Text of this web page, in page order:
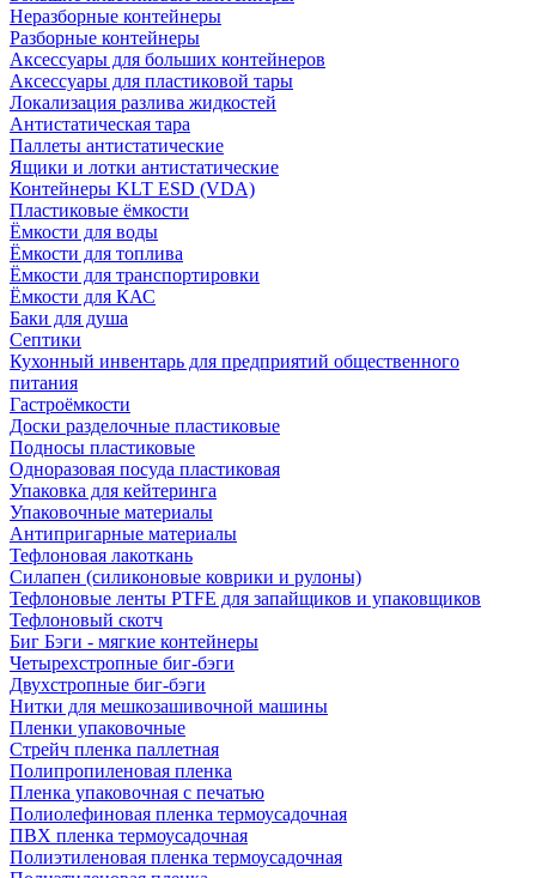
Неразборные контейнеры
Разборные контейнеры
Аксессуары для больших контейнеров
Аксессуары для пластиковой тары
Локализация разлива жидкостей
Антистатическая тара
Паллеты антистатические
Ящики и лотки антистатические
Контейнеры KLT ESD (VDA)
Пластиковые ёмкости
Ёмкости для воды
Ёмкости для топлива
Ёмкости для транспортировки
Ёмкости для КАС
Баки для душа
Септики
Кухонный инвентарь для предприятий общественного
питания
Гастроёмкости
Доски разделочные пластиковые
Подносы пластиковые
Одноразовая посуда пластиковая
Упаковка для кейтеринга
Упаковочные материалы
Антипригарные материалы
Тефлоновая лакоткань
Силапен (силиконовые коврики и рулоны)
Тефлоновые ленты PTFE для запайщиков и упаковщиков
Тефлоновый скотч
Биг Бэги - мягкие контейнеры
Четырехстропные биг-бэги
Двухстропные биг-бэги
Нитки для мешкозашивочной машины
Пленки упаковочные
Стрейч пленка паллетная
Полипропиленовая пленка
Пленка упаковочная с печатью
Полиолефиновая пленка термоусадочная
ПВХ пленка термоусадочная
Полиэтиленовая пленка термоусадочная